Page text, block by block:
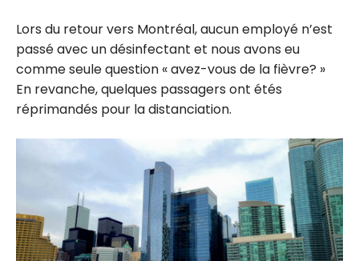
Lors du retour vers Montréal, aucun employé n’est
passé avec un désinfectant et nous avons eu
comme seule question « avez-vous de la fièvre? »
En revanche, quelques passagers ont étés
réprimandés pour la distanciation.